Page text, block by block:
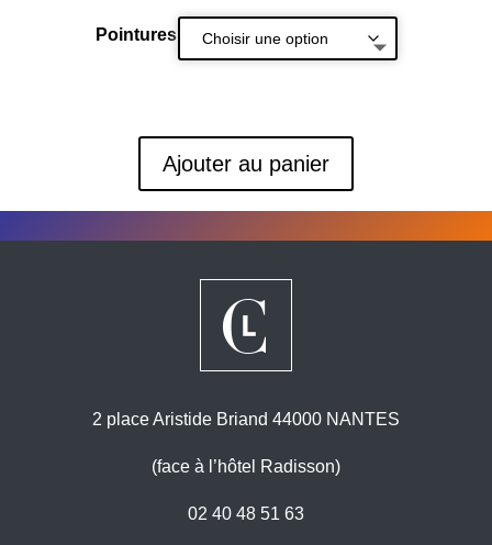
Pointures
Ajouter au panier
2 place Aristide Briand 44000 NANTES
(face à l’hôtel Radisson)
02 40 48 51 63